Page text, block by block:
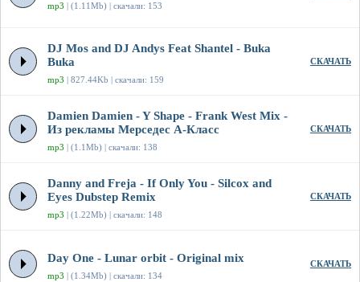
mp3 | (1.11Mb) | скачали: 153
DJ Mos and DJ Andys Feat Shantel - Buka
Buka
mp3 | 827.44Kb | скачали: 159
СКАЧАТЬ
Damien Damien - Y Shape - Frank West Mix -
Из рекламы Мерседес А-Класс
mp3 | (1.1Mb) | скачали: 138
СКАЧАТЬ
Danny and Freja - If Only You - Silcox and
Eyes Dubstep Remix
mp3 | (1.22Mb) | скачали: 148
СКАЧАТЬ
Day One - Lunar orbit - Original mix
mp3 | (1.34Mb) | скачали: 134
СКАЧАТЬ